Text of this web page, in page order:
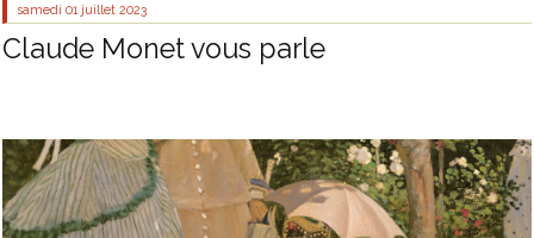
samedi 01 juillet 2023
Claude Monet vous parle